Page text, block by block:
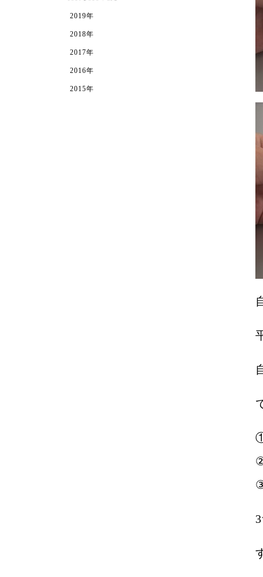
2019年
2018年
2017年
2016年
2015年